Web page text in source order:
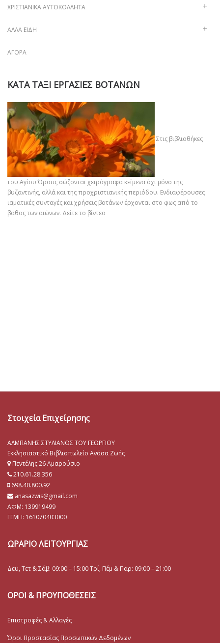
ΧΡΙΣΤΙΑΝΙΚΆ ΑΥΤΟΚΌΛΛΗΤΑ
ΑΛΛΑ ΕΙΔΗ
ΑΓΟΡΆ
ΚΑΤΑ ΤΑΞΙ ΕΡΓΑΣΙΕΣ ΒΟΤΑΝΩΝ
Στις βιβλιοθήκες
του Αγίου Όρους σώζονται χειρόγραφα κείμενα όχι μόνο της
βυζαντινής, αλλά και της προχριστιανικής περιόδου. Ενδιαφέρουσες
ιαματικές συνταγές και χρήσεις βοτάνων έρχονται στο φως από το
βάθος των αιώνων. Δείτε το βίντεο
Στοιχεία Επιχείρησης
ΑΛΜΠΑΝΗΣ ΣΤΥΛΙΑΝΟΣ ΤΟΥ ΓΕΩΡΓΙΟΥ
Εκκλησιαστικό Βιβλιοπωλείο Ανάσα Ζωής
Πεντέλης 26 Αμαρούσιο
210.61.28.356
698.40.800.92
anasazwis@gmail.com
ΑΦΜ: 139919499
ΓΕΜΗ: 161070403000
ΩΡΑΡΙΟ ΛΕΙΤΟΥΡΓΙΑΣ
Δευ, Τετ & Σάβ: 09:00 – 15:00 Τρί, Πέμ & Παρ: 09:00 – 21:00
ΟΡΟΙ & ΠΡΟΥΠΟΘΕΣΕΙΣ
Επιστροφές & Αλλαγές
Όροι Προστασίας Προσωπικών Δεδομένων